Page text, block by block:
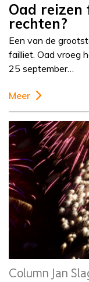
Oad
rechten?
Een van de
failliet. Oad vroeg
25 september…
Meer
Column Jan